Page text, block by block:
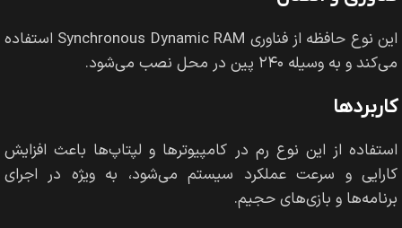
این نوع حافظه از فناوری Synchronous Dynamic RAM استفاده
می‌کند و به وسیله ۲۴۰ پین در محل نصب می‌شود.
کاربردها
استفاده از این نوع رم در کامپیوترها و لپتاپ‌ها باعث افزایش
کارایی و سرعت عملکرد سیستم می‌شود، به ویژه در اجرای
برنامه‌ها و بازی‌های حجیم.